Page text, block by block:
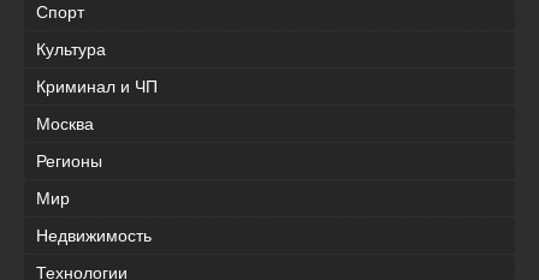
Спорт
Культура
Криминал и ЧП
Москва
Регионы
Мир
Недвижимость
Технологии